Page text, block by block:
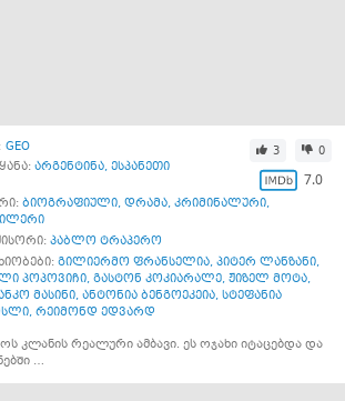
GEO
არგენტინა, ესპანეთი
3 0
7.0
ბიოგრაფიული, დრამა, კრიმინალური,
პაბლო ტრაპერო
გილიერმო ფრანსელია, პიტერ ლანზანი,
პოპოვიჩი, გასტონ კოკიარალე, ჟიზელ მოტა,
მასინი, ანტონია ბენგოეკეია, სტეფანია
, რეიმონდ ედვარდ
კლანის რეალური ამბავი. ეს ოჯახი იტაცებდა და
…